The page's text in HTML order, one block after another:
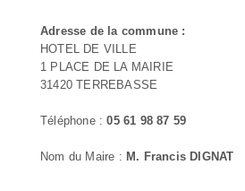
Adresse de la commune :
HOTEL DE VILLE
1 PLACE DE LA MAIRIE
31420 TERREBASSE
Téléphone :05 61 98 87 59
Nom du Maire : M. Francis DIGNAT